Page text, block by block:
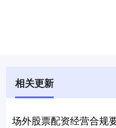
相关更新
场外股票配资经营合规